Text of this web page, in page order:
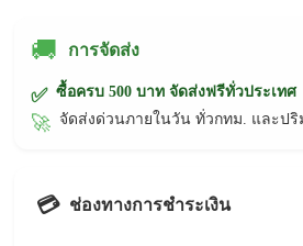
🚚 การจัดส่ง
✅ ซื้อครบ 500 บาท จัดส่งฟรีทั่วประเทศ
🚀 จัดส่งด่วนภายในวัน ทั่วกทม. และป
💳 ช่องทางการชำระเงิน